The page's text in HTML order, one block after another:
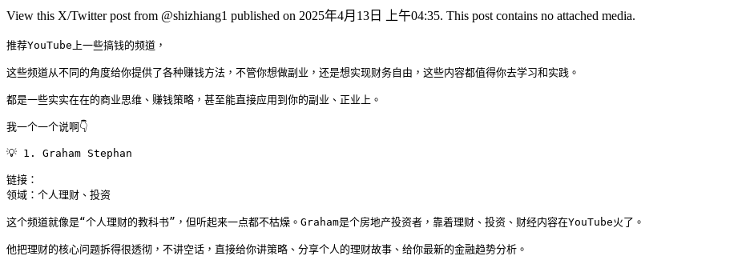
View this X/Twitter post from @shizhiang1 published on 2025年4月13日 上午04:35. This post contains no attached media.
推荐YouTube上一些搞钱的频道，
这些频道从不同的角度给你提供了各种赚钱方法，不管你想做副业，还是想实现财务自由，这些内容都值得你去学习和实践。
都是一些实实在在的商业思维、赚钱策略，甚至能直接应用到你的副业、正业上。
我一个一个说啊👇
💡 1. Graham Stephan
链接：
领域：个人理财、投资
这个频道就像是“个人理财的教科书”，但听起来一点都不枯燥。Graham是个房地产投资者，靠着理财、投资、财经内容在YouTube火了。
他把理财的核心问题拆得很透彻，不讲空话，直接给你讲策略、分享个人的理财故事、给你最新的金融趋势分析。